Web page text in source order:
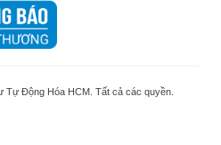
Tự Động Hóa HCM. Tất cả các quyền.